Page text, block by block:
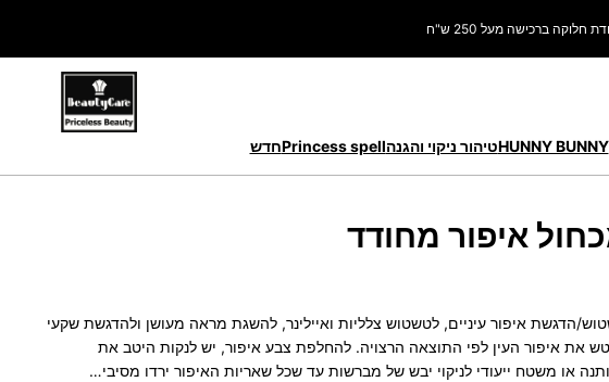
ברכישה מעל 250 ש"ח
HUNNY BUNNYטיהור ניקוי והגנהPrincess spellחדש
איפור מחודד
הדגשת איפור עיניים, לטשטוש צלליות ואיילינר, להשגת מראה מעושן ולהדגשת שקעי
את איפור העין לפי התוצאה הרצויה. להחלפת צבע איפור, יש לנקות היטב את
או משטח ייעודי לניקוי יבש של מברשות עד שכל שאריות האיפור ירדו מסיבי…